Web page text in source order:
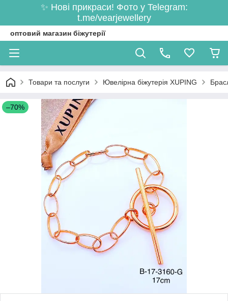
✨ Нові прикраси! Фото у Telegram:
t.me/vearjewellery
оптовий магазин біжутерії
Товари та послуги Ювелірна біжутерія XUPING
–70%